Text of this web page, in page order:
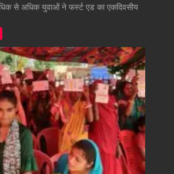
से अधिक युवाओं ने फर्स्ट एड का एकदिवसीय